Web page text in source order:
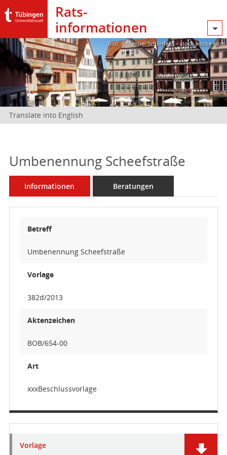
Rats­
informationen
Bild: @Manuel Schönfeld – stock.adobe.com
Translate into English
Umbenennung Scheefstraße
Informationen Beratungen
Betreff
Umbenennung Scheefstraße
Vorlage
382d/2013
Aktenzeichen
BOB/654-00
Art
xxxBeschlussvorlage
Vorlage